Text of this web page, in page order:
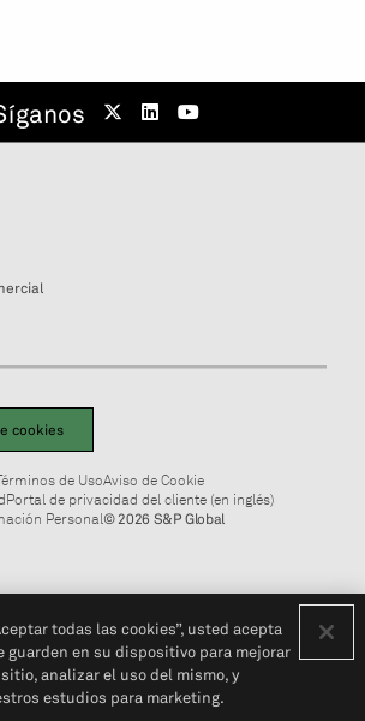
cookies
de UsoAviso de Cookie
Portal de privacidad del cliente (en inglés)
Personal© 2026 S&P Global
todas las cookies”, usted acepta
guarden en su dispositivo para mejorar
analizar el uso del mismo, y
estudios para marketing.